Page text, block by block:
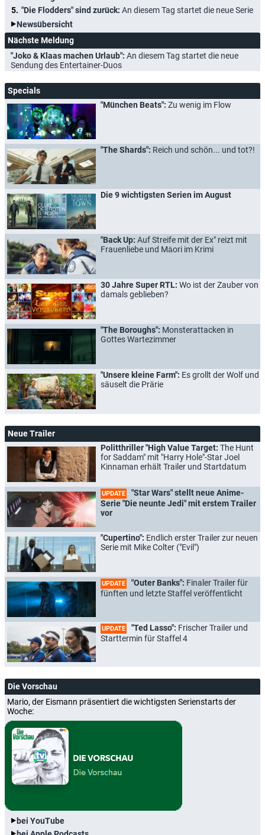
"Die Flodders" sind zurück: An diesem Tag startet die neue Serie
Newsübersicht
Nächste Meldung
"Joko & Klaas machen Urlaub": An diesem Tag startet die neue
Sendung des Entertainer-Duos
Specials
"München Beats": Zu wenig im Flow
"The Shards": Reich und schön... und tot?!
Die 9 wichtigsten Serien im August
"Back Up: Auf Streife mit der Ex" reizt mit
Frauenliebe und Māori im Krimi
30 Jahre Super RTL: Wo ist der Zauber von
damals geblieben?
"The Boroughs": Monsterattacken in
Gottes Wartezimmer
"Unsere kleine Farm": Es grollt der Wolf und
säuselt die Prärie
Neue Trailer
Politthriller "High Value Target: The Hunt
for Saddam" mit "Harry Hole"-Star Joel
Kinnaman erhält Trailer und Startdatum
UPDATE
"Star Wars" stellt neue Anime-
Serie "Die neunte Jedi" mit erstem Trailer
vor
"Cupertino": Endlich erster Trailer zur neuen
Serie mit Mike Colter ("Evil")
UPDATE "Outer Banks": Finaler Trailer für
fünften und letzte Staffel veröffentlicht
UPDATE "Ted Lasso": Frischer Trailer und
Starttermin für Staffel 4
Die Vorschau
Mario, der Eismann präsentiert die wichtigsten Serienstarts der
Woche:
bei YouTube